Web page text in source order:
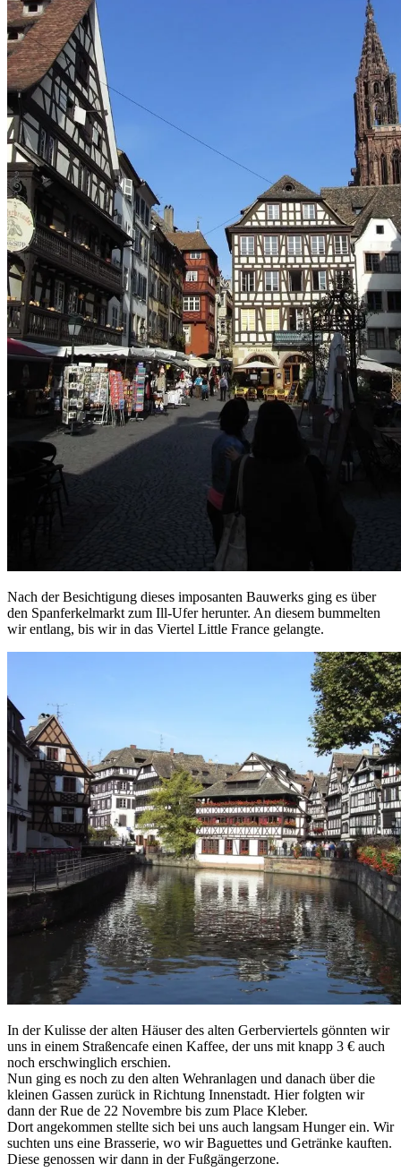
Nach der Besichtigung dieses imposanten Bauwerks ging es über
den Spanferkelmarkt zum Ill-Ufer herunter. An diesem bummelten
wir entlang, bis wir in das Viertel Little France gelangte.
In der Kulisse der alten Häuser des alten Gerberviertels gönnten wir
uns in einem Straßencafe einen Kaffee, der uns mit knapp 3 € auch
noch erschwinglich erschien.
Nun ging es noch zu den alten Wehranlagen und danach über die
kleinen Gassen zurück in Richtung Innenstadt. Hier folgten wir
dann der Rue de 22 Novembre bis zum Place Kleber.
Dort angekommen stellte sich bei uns auch langsam Hunger ein. Wir
suchten uns eine Brasserie, wo wir Baguettes und Getränke kauften.
Diese genossen wir dann in der Fußgängerzone.